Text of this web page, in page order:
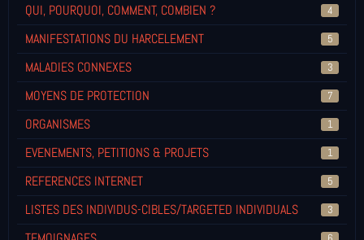
QUI, POURQUOI, COMMENT, COMBIEN ? 4
MANIFESTATIONS DU HARCELEMENT 5
MALADIES CONNEXES 3
MOYENS DE PROTECTION 7
ORGANISMES 1
EVENEMENTS, PETITIONS & PROJETS 1
REFERENCES INTERNET 5
LISTES DES INDIVIDUS-CIBLES/TARGETED INDIVIDUALS 3